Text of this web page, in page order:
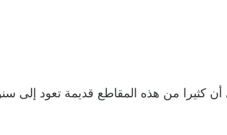
أن كثيرا من هذه المقاطع قديمة تعود